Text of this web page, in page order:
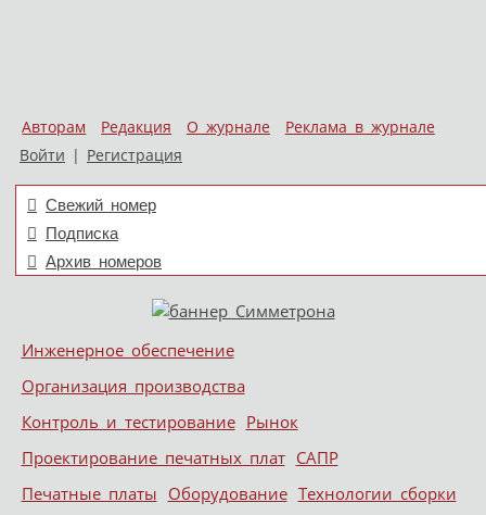
Авторам Редакция О журнале
Реклама в журнале
Войти | Регистрация
Свежий номер
Подписка
Архив номеров
Меню
Skip to content
Инженерное обеспечение
Организация производства
Контроль и тестирование Рынок
Проектирование печатных плат САПР
Печатные платы Оборудование Технологии сборки